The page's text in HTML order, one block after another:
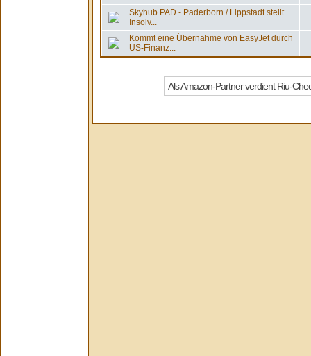
Skyhub PAD - Paderborn / Lippstadt stellt
Insolv...
Kommt eine Übernahme von EasyJet durch
US-Finanz...